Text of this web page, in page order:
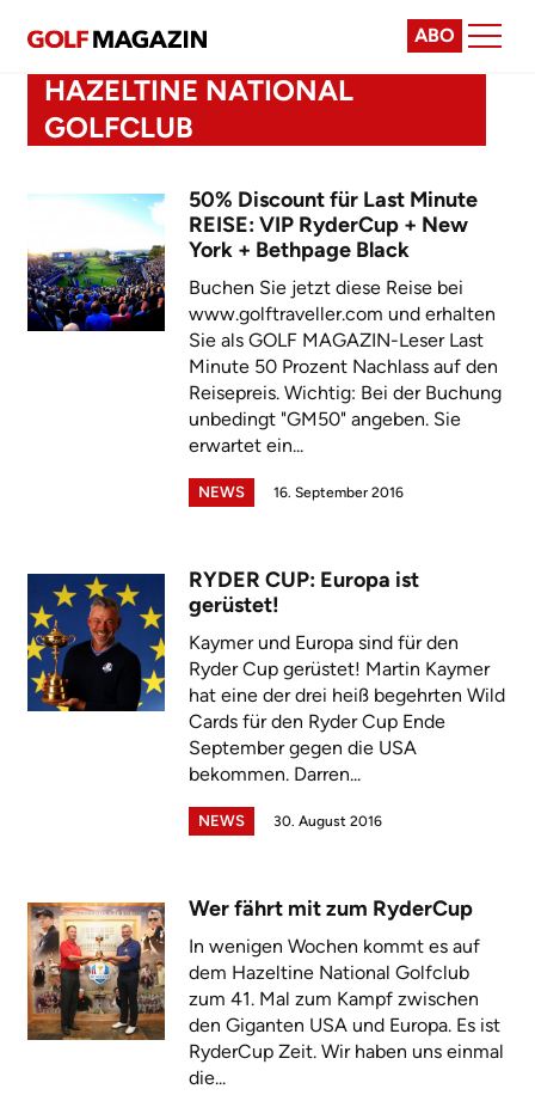
ABO
HAZELTINE NATIONAL
GOLFCLUB
50% Discount für Last Minute
REISE: VIP RyderCup + New
York + Bethpage Black
Buchen Sie jetzt diese Reise bei
www.golftraveller.com und erhalten
Sie als GOLF MAGAZIN-Leser Last
Minute 50 Prozent Nachlass auf den
Reisepreis. Wichtig: Bei der Buchung
unbedingt "GM50" angeben. Sie
erwartet ein...
NEWS 16. September 2016
RYDER CUP: Europa ist
gerüstet!
Kaymer und Europa sind für den
Ryder Cup gerüstet! Martin Kaymer
hat eine der drei heiß begehrten Wild
Cards für den Ryder Cup Ende
September gegen die USA
bekommen. Darren...
NEWS 30. August 2016
Wer fährt mit zum RyderCup
In wenigen Wochen kommt es auf
dem Hazeltine National Golfclub
zum 41. Mal zum Kampf zwischen
den Giganten USA und Europa. Es ist
RyderCup Zeit. Wir haben uns einmal
die...